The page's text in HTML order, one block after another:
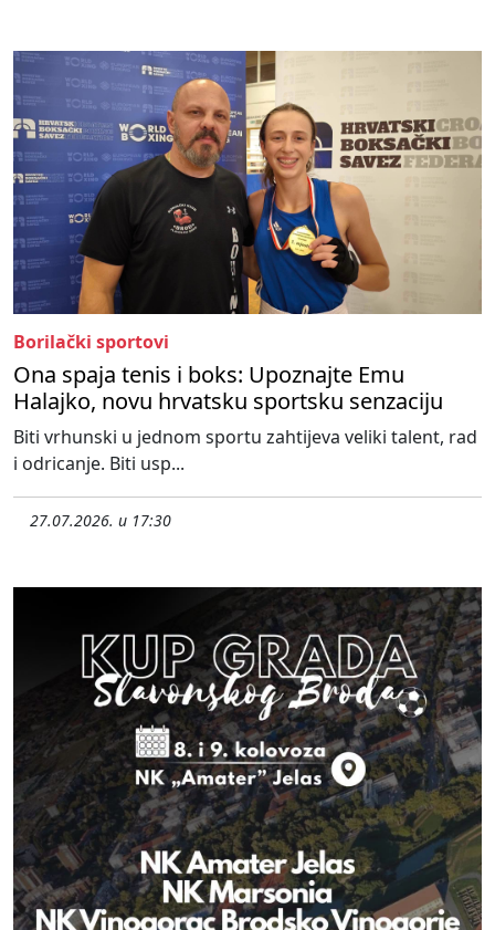
Borilački sportovi
Ona spaja tenis i boks: Upoznajte Emu
Halajko, novu hrvatsku sportsku senzaciju
Biti vrhunski u jednom sportu zahtijeva veliki talent, rad
i odricanje. Biti usp...
27.07.2026. u 17:30